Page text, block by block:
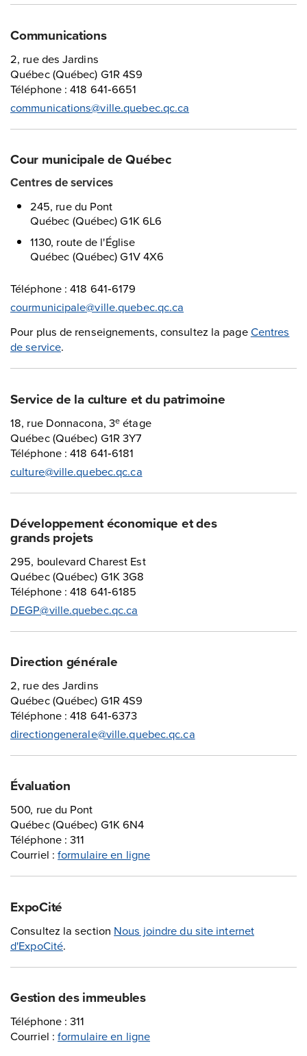
Communications
2, rue des Jardins
Québec (Québec) G1R 4S9
Téléphone : 418 641‑6651
communications@ville.quebec.qc.ca
Cour municipale de Québec
Centres de services
245, rue du Pont
Québec (Québec) G1K 6L6
1130, route de l'Église
Québec (Québec) G1V 4X6
Téléphone : 418 641‑6179
courmunicipale@ville.quebec.qc.ca
Pour plus de renseignements, consultez la pageCentres
de service.
Service de la culture et du patrimoine
18, rue Donnacona, 3e étage
Québec (Québec) G1R 3Y7
Téléphone : 418 641‑6181
culture@ville.quebec.qc.ca
Développement économique et des
grands projets
295, boulevard Charest Est
Québec (Québec) G1K 3G8
Téléphone : 418 641‑6185
DEGP@ville.quebec.qc.ca
Direction générale
2, rue des Jardins
Québec (Québec) G1R 4S9
Téléphone : 418 641‑6373
directiongenerale@ville.quebec.qc.ca
Évaluation
500, rue du Pont
Québec (Québec) G1K 6N4
Téléphone : 311
Courriel :formulaire en ligne
ExpoCité
Consultez la section Nous joindre du site internet
d'ExpoCité.
Gestion des immeubles
Téléphone : 311
Courriel :formulaire en ligne